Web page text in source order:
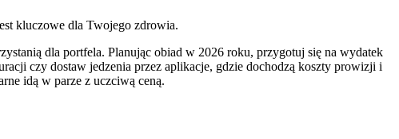
kluczowe dla Twojego zdrowia.
dla portfela. Planując obiad w 2026 roku, przygotuj się na wydatek
czy dostaw jedzenia przez aplikacje, gdzie dochodzą koszty prowizji i
idą w parze z uczciwą ceną.